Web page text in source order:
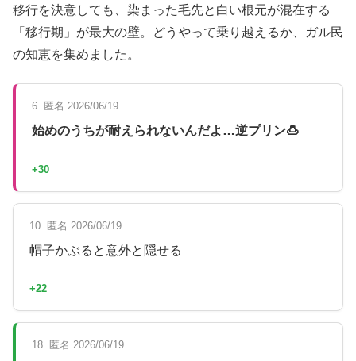
移行を決意しても、染まった毛先と白い根元が混在する
「移行期」が最大の壁。どうやって乗り越えるか、ガル民
の知恵を集めました。
6. 匿名 2026/06/19
始めのうちが耐えられないんだよ…逆プリン🍮
+30
10. 匿名 2026/06/19
帽子かぶると意外と隠せる
+22
18. 匿名 2026/06/19